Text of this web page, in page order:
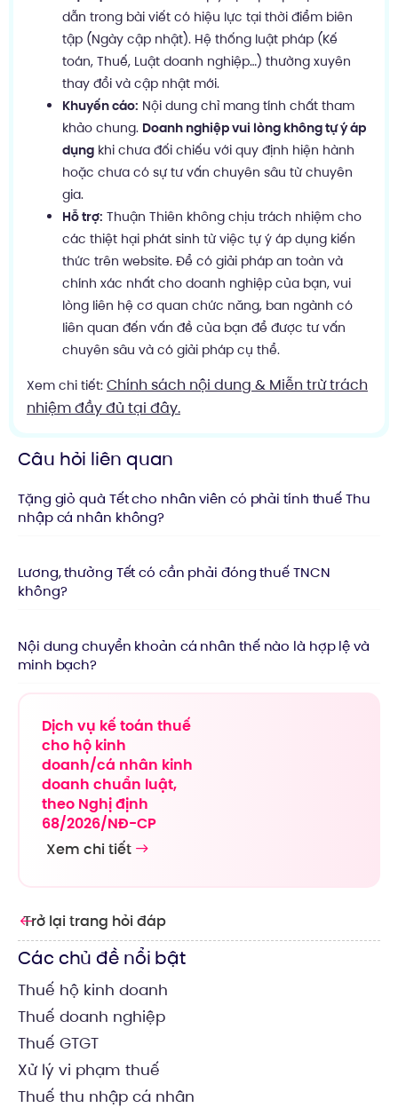
Trở lại trang hỏi đáp
Các chủ đề nổi bật
Thuế hộ kinh doanh
Thuế doanh nghiệp
Thuế GTGT
Xử lý vi phạm thuế
Thuế thu nhập cá nhân
dẫn trong bài viết có hiệu lực tại thời điểm biên
tập (Ngày cập nhật). Hệ thống luật pháp (Kế
toán, Thuế, Luật doanh nghiệp…) thường xuyên
thay đổi và cập nhật mới.
Khuyến cáo: Nội dung chỉ mang tính chất tham
khảo chung. Doanh nghiệp vui lòng không tự ý áp
dụng khi chưa đối chiếu với quy định hiện hành
hoặc chưa có sự tư vấn chuyên sâu từ chuyên
gia.
Hỗ trợ: Thuận Thiên không chịu trách nhiệm cho
các thiệt hại phát sinh từ việc tự ý áp dụng kiến
thức trên website. Để có giải pháp an toàn và
chính xác nhất cho doanh nghiệp của bạn, vui
lòng liên hệ cơ quan chức năng, ban ngành có
liên quan đến vấn đề của bạn để được tư vấn
chuyên sâu và có giải pháp cụ thể.
Xem chi tiết: Chính sách nội dung & Miễn trừ trách
nhiệm đầy đủ tại đây.
Câu hỏi liên quan
Tặng giỏ quà Tết cho nhân viên có phải tính thuế Thu
nhập cá nhân không?
Lương, thưởng Tết có cần phải đóng thuế TNCN
không?
Nội dung chuyển khoản cá nhân thế nào là hợp lệ và
minh bạch?
Dịch vụ kế toán thuế
cho hộ kinh
doanh/cá nhân kinh
doanh chuẩn luật,
theo Nghị định
68/2026/NĐ-CP
Xem chi tiết